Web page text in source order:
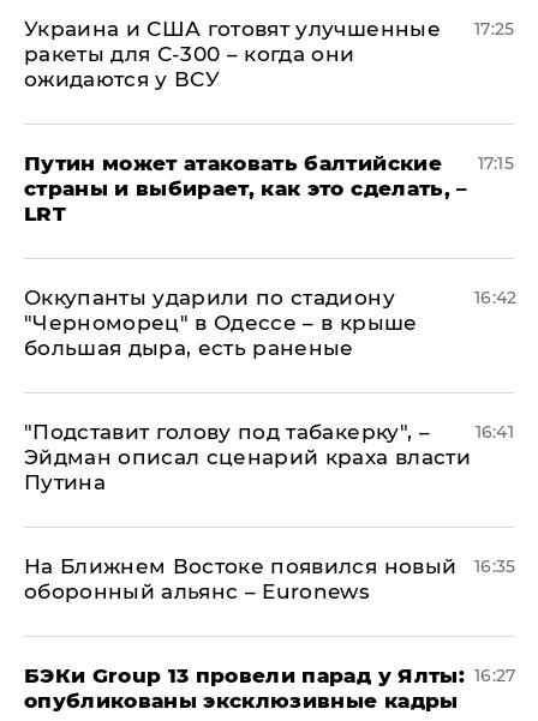
Украина и США готовят улучшенные
ракеты для С-300 – когда они
ожидаются у ВСУ
17:25
Путин может атаковать балтийские
страны и выбирает, как это сделать, –
LRT
17:15
Оккупанты ударили по стадиону
"Черноморец" в Одессе – в крыше
большая дыра, есть раненые
16:42
​"Подставит голову под табакерку", –
Эйдман описал сценарий краха власти
Путина
16:41
На Ближнем Востоке появился новый
оборонный альянс – Euronews
16:35
​БЭКи Group 13 провели парад у Ялты:
опубликованы эксклюзивные кадры
16:27